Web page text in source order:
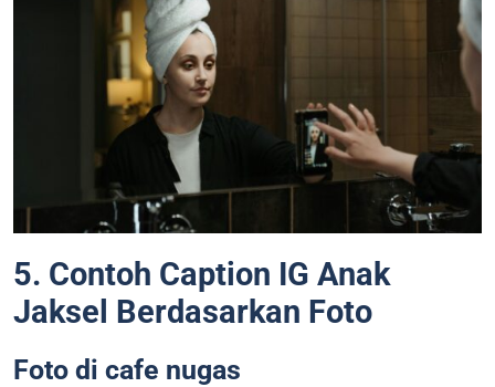
5. Contoh Caption IG Anak
Jaksel Berdasarkan Foto
Foto di cafe nugas